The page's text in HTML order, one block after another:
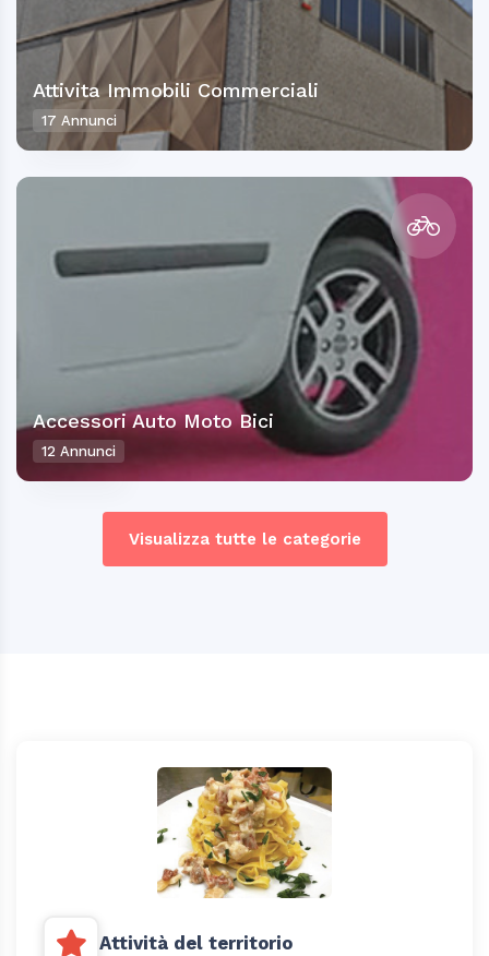
Attivita Immobili Commerciali
17 Annunci
Accessori Auto Moto Bici
12 Annunci
Visualizza tutte le categorie
Attività del territorio